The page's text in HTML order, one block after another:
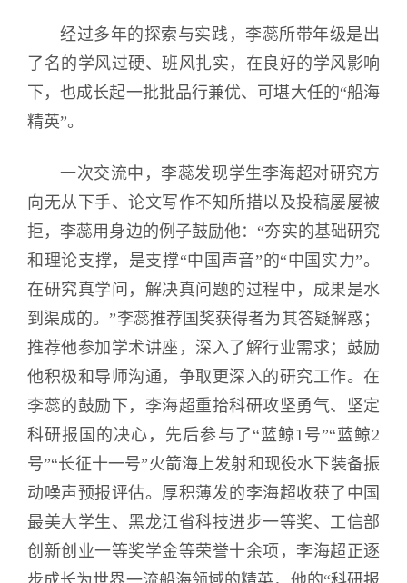
经过多年的探索与实践，李蕊所带年级是出
了名的学风过硬、班风扎实，在良好的学风影响
下，也成长起一批批品行兼优、可堪大任的“船海
精英”。
一次交流中，李蕊发现学生李海超对研究方
向无从下手、论文写作不知所措以及投稿屡屡被
拒，李蕊用身边的例子鼓励他：“夯实的基础研究
和理论支撑，是支撑“中国声音”的“中国实力”。
在研究真学问，解决真问题的过程中，成果是水
到渠成的。”李蕊推荐国奖获得者为其答疑解惑；
推荐他参加学术讲座，深入了解行业需求；鼓励
他积极和导师沟通，争取更深入的研究工作。在
李蕊的鼓励下，李海超重拾科研攻坚勇气、坚定
科研报国的决心，先后参与了“蓝鲸1号”“蓝鲸2
号”“长征十一号”火箭海上发射和现役水下装备振
动噪声预报评估。厚积薄发的李海超收获了中国
最美大学生、黑龙江省科技进步一等奖、工信部
创新创业一等奖学金等荣誉十余项，李海超正逐